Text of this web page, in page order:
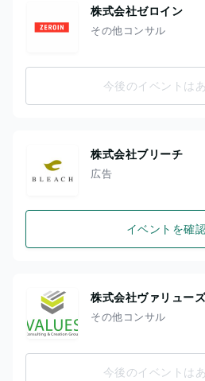
株式会社ゼロイン
その他コンサル
今後のイベントは
株式会社ブリーチ
広告
イベントを確
株式会社ヴァリューズ
その他コンサル
今後のイベントは